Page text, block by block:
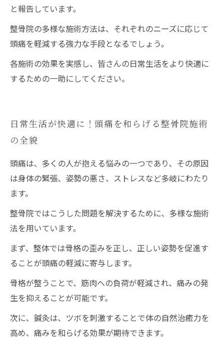
と報告しています。
整骨院の多様な施術方法は、それぞれのニーズに応じて
頭痛を軽減する強力な手段となるでしょう。
各施術の効果を実感し、皆さんの日常生活をより快適に
するための一助にしてください。
日常生活が快適に！頭痛を和らげる整骨院施術
の全貌
頭痛は、多くの人が抱える悩みの一つであり、その原因
は身体の緊張、姿勢の悪さ、ストレスなど多岐にわたり
ます。
整骨院ではこうした問題を解決するために、多様な施術
法を用いています。
まず、整体では骨格の歪みを正し、正しい姿勢を促進す
ることが頭痛の軽減に寄与します。
骨格が整うことで、筋肉への負荷が軽減され、痛みの発
生を抑えることが可能です。
次に、鍼灸は、ツボを刺激することで体の自然治癒力を
高め、痛みを和らげる効果が期待できます。